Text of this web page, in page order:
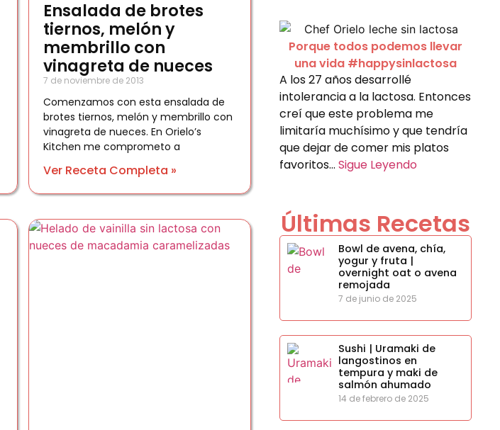
Ensalada de brotes
tiernos, melón y
membrillo con
vinagreta de nueces
7 de noviembre de 2013
Comenzamos con esta ensalada de
brotes tiernos, melón y membrillo con
vinagreta de nueces. En Orielo’s
Kitchen me comprometo a
Ver Receta Completa »
Porque todos podemos llevar
una vida #happysinlactosa
A los 27 años desarrollé
intolerancia a la lactosa. Entonces
creí que este problema me
limitaría muchísimo y que tendría
que dejar de comer mis platos
favoritos… Sigue Leyendo
Últimas Recetas
Bowl de avena, chía,
yogur y fruta |
overnight oat o avena
remojada
7 de junio de 2025
Sushi | Uramaki de
langostinos en
tempura y maki de
salmón ahumado
14 de febrero de 2025